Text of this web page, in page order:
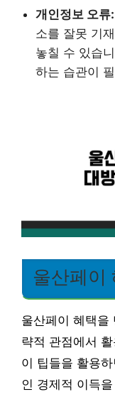
개인정보 오류:
소를 잘못 기
놓칠 수 있습
하는 습관이
울산페이
울산페이 혜택을
략적 관점에서
이 팁들을 활용
인 경제적 이득